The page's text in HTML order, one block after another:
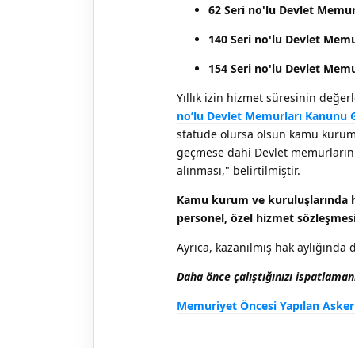
62 Seri no'lu Devlet
140 Seri no'lu Devlet
154 Seri no'lu Devlet
Yıllık izin hizmet süresinin
no’lu Devlet Memurları Kanunu
statüde olursa olsun kamu
geçmese dahi Devlet
alınması," belirtilmiştir.
Kamu kurum ve kuruluşlarında
personel, özel hizmet
Ayrıca, kazanılmış hak
Daha önce çalıştığınızı
Memuriyet Öncesi Yapılan